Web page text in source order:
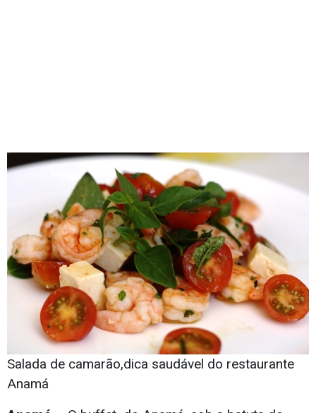
Salada de camarão,dica saudável do restaurante
Anamá